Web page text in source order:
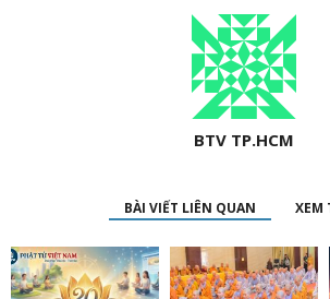
BTV TP.HCM
BÀI VIẾT LIÊN QUAN XEM